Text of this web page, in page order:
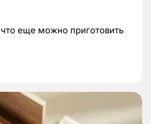
еще можно приготовить